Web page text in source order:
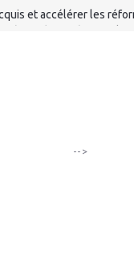
et accélérer les
-->